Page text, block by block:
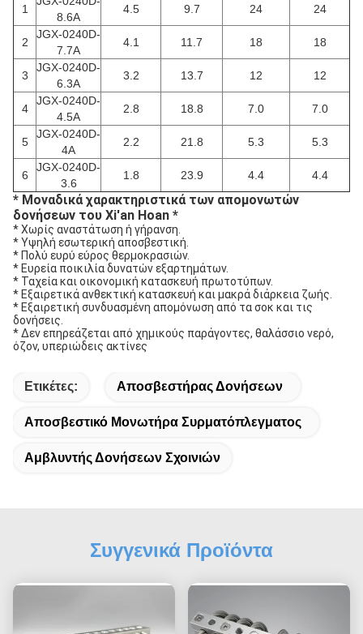
1
8.6Α
4.5 9.7 24 24
2
JGX-0240D-
7.7Α
4.1 11.7 18 18
3
JGX-0240D-
6.3Α
3.2 13.7 12 12
4
JGX-0240D-
4.5A
2.8 18.8 7.0 7.0
5
JGX-0240D-
4A
2.2 21.8 5.3 5.3
6
JGX-0240D-
3.6
1.8 23.9 4.4 4.4
* Μοναδικά χαρακτηριστικά των απομονωτών
δονήσεων του Xi'an Hoan *
* Χωρίς αναστάτωση ή γήρανση.
* Υψηλή εσωτερική αποσβεστική.
* Πολύ ευρύ εύρος θερμοκρασιών.
* Ευρεία ποικιλία δυνατών εξαρτημάτων.
* Ταχεία και οικονομική κατασκευή πρωτοτύπων.
* Εξαιρετικά ανθεκτική κατασκευή και μακρά διάρκεια ζωής.
* Εξαιρετική συνδυασμένη απομόνωση από τα σοκ και τις
δονήσεις.
* Δεν επηρεάζεται από χημικούς παράγοντες, θαλάσσιο νερό,
όζον, υπεριώδεις ακτίνες
Ετικέτες: Αποσβεστήρας Δονήσεων
Αποσβεστικό Μονωτήρα Συρματόπλεγματος
Αμβλυντής Δονήσεων Σχοινιών
Συγγενικά Προϊόντα